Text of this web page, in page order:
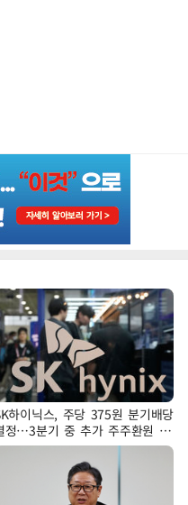
하이닉스, 주당 375원 분기배당
정…3분기 중 추가 주주환원 발